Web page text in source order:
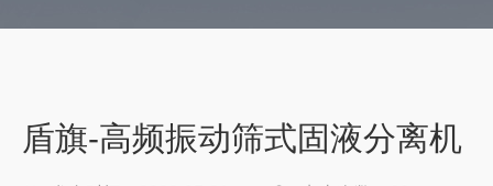
盾旗-高频振动筛式固液分离机